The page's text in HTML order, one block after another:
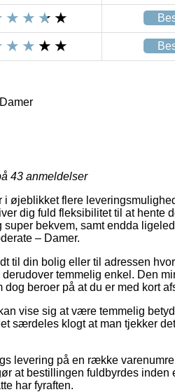
43 anmeldelser
øjeblikket flere
dig fuld fleksibilitet til at hente
bekvem, samt endda
– Damer.
til din bolig eller til adressen
temmelig enkel. Den
beroer på at du er med kort
vise sig at være temmelig
særdeles klogt at man tjekker
levering på en række
at bestillingen fuldbyrdes inden
har fyraften.